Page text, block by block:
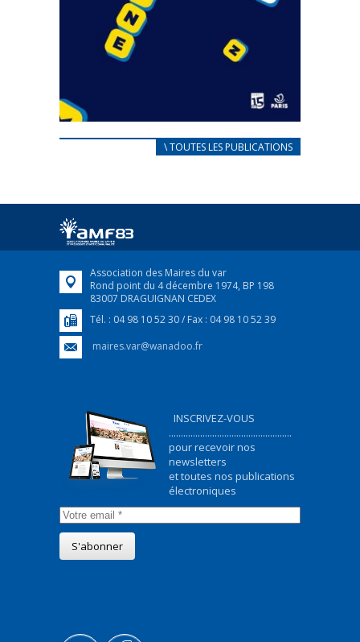
CARNET D’ACCUEIL
Afin d’accompagner au mieux les réfugiés
FEUILLETER
\ TOUTES LES PUBLICATIONS
Association des Maires du var
Rond point du 4 décembre 1974, BP 198
83007 DRAGUIGNAN CEDEX
Tél. : 04 98 10 52 30 / Fax : 04 98 10 52 39
maires.var@wanadoo.fr
INSCRIVEZ-VOUS
...................................................
pour recevoir nos
newsletters
et toutes nos publications
électroniques